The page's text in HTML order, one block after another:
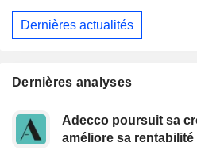
Dernières actualités
Dernières analyses
Adecco poursuit sa
améliore sa rentabilité